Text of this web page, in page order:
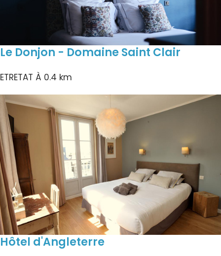
Le Donjon - Domaine Saint Clair
ETRETAT À 0.4 km
Hôtel d'Angleterre